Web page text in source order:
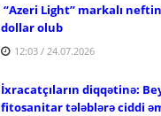
“Azeri Light” markalı
dollar olub
12:03 / 24.07.2026
İxracatçıların diqqətinə:
fitosanitar tələblərə ciddi